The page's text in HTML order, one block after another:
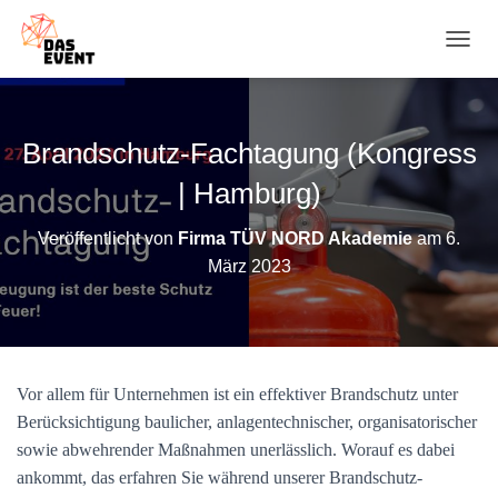
A
A
N
U
M
S
H
L
T
Brandschutz-Fachtagung (Kongress
| Hamburg)
Veröffentlicht von Firma TÜV NORD Akademieam6.
März 2023
Vor allem für Unternehmen ist ein effektiver Brandschutz unter
Berücksichtigung baulicher, anlagentechnischer, organisatorischer
sowie abwehrender Maßnahmen unerlässlich. Worauf es dabei
ankommt, das erfahren Sie während unserer Brandschutz-